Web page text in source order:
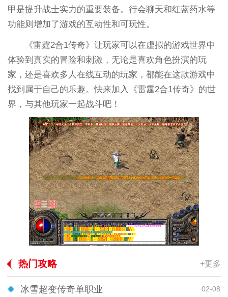
甲是提升战士实力的重要装备。行会聊天和红蓝药水等
功能则增加了游戏的互动性和可玩性。
《雷霆2合1传奇》让玩家可以在虚拟的游戏世界中
体验到真实的冒险和刺激，无论是喜欢角色扮演的玩
家，还是喜欢多人在线互动的玩家，都能在这款游戏中
找到属于自己的乐趣。快来加入《雷霆2合1传奇》的世
界，与其他玩家一起战斗吧！
热门攻略 +更多
冰雪超变传奇单职业 02-08